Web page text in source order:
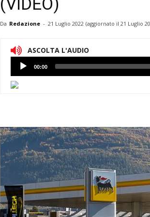
(VIDEO)
Da Redazione - 21 Luglio 2022 (aggiornato il 21 Luglio
ASCOLTA L'AUDIO
Lettore
Audio
00:00